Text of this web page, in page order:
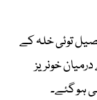
توئی خلہ کے
پر 2 فریقوں کے درمیان خونریز